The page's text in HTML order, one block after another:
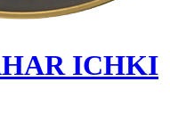
IСHKI